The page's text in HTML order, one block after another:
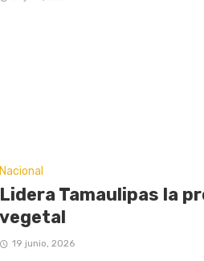
Nacional
Lidera Tamaulipas la
vegetal
19 junio, 2026